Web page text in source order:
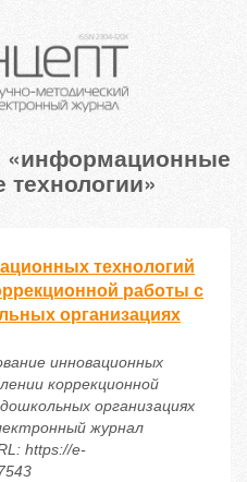
«информационные
технологий
работы с
организациях
инновационных
коррекционной
организациях
журнал
https://e-